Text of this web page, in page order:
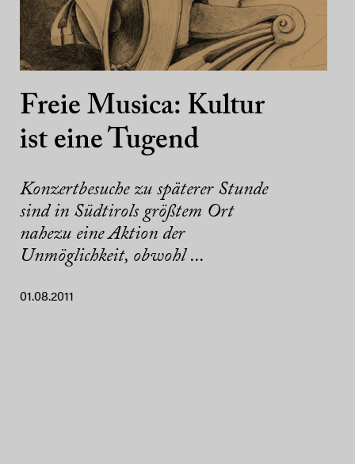
Freie Musica: Kultur
ist eine Tugend
Konzertbesuche zu späterer Stunde
sind in Südtirols größtem Ort
nahezu eine Aktion der
Unmöglichkeit, obwohl ...
01.08.2011